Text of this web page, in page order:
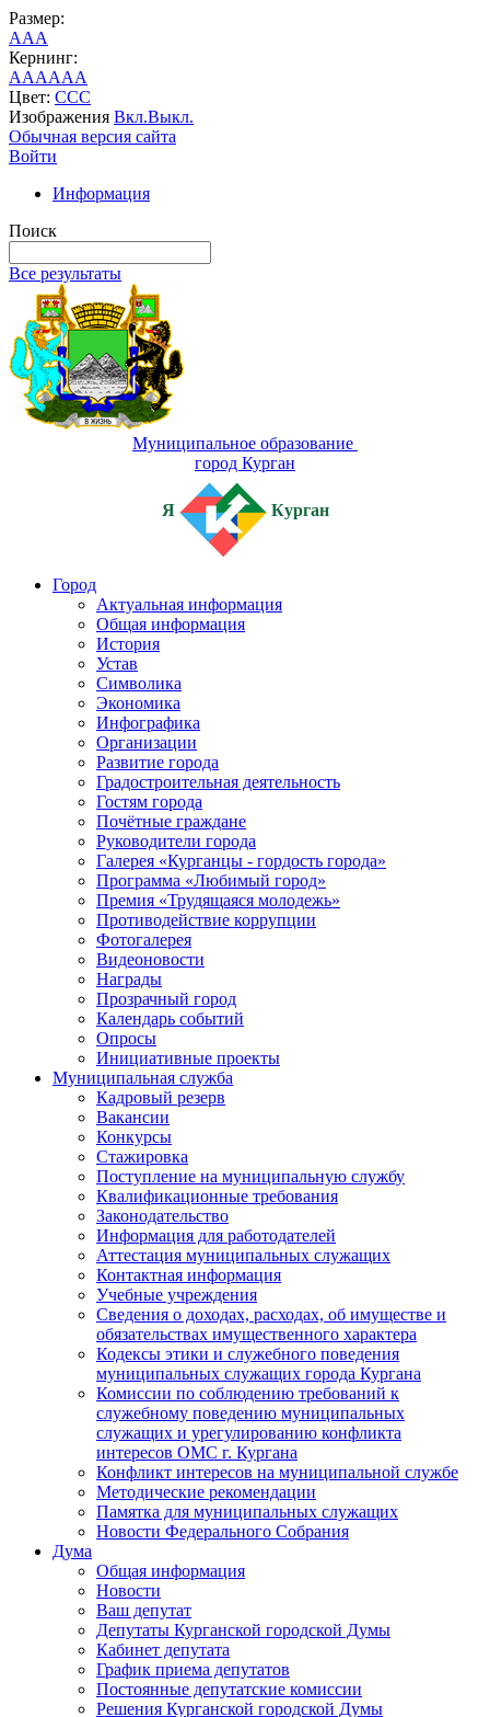
Размер:
AAA
Кернинг:
AAAAAA
Цвет: CCC
Изображения Вкл.Выкл.
Обычная версия сайта
Войти
Информация
Поиск
Все результаты
Муниципальное образование
город Курган
Я Курган
Город
Актуальная информация
Общая информация
История
Устав
Символика
Экономика
Инфографика
Организации
Развитие города
Градостроительная деятельность
Гостям города
Почётные граждане
Руководители города
Галерея «Курганцы - гордость города»
Программа «Любимый город»
Премия «Трудящаяся молодежь»
Противодействие коррупции
Фотогалерея
Видеоновости
Награды
Прозрачный город
Календарь событий
Опросы
Инициативные проекты
Муниципальная служба
Кадровый резерв
Вакансии
Конкурсы
Стажировка
Поступление на муниципальную службу
Квалификационные требования
Законодательство
Информация для работодателей
Аттестация муниципальных служащих
Контактная информация
Учебные учреждения
Сведения о доходах, расходах, об имуществе и
обязательствах имущественного характера
Кодексы этики и служебного поведения
муниципальных служащих города Кургана
Комиссии по соблюдению требований к
служебному поведению муниципальных
служащих и урегулированию конфликта
интересов ОМС г. Кургана
Конфликт интересов на муниципальной службе
Методические рекомендации
Памятка для муниципальных служащих
Новости Федерального Cобрания
Дума
Общая информация
Новости
Ваш депутат
Депутаты Курганской городской Думы
Кабинет депутата
График приема депутатов
Постоянные депутатские комиссии
Решения Курганской городской Думы